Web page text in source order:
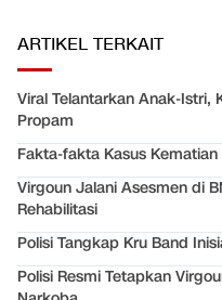
ARTIKEL TERKAIT
Viral Telantarkan Anak-Istri,
Propam
Fakta-fakta Kasus
Virgoun Jalani Asesmen di
Rehabilitasi
Polisi Tangkap Kru Band
Polisi Resmi Tetapkan